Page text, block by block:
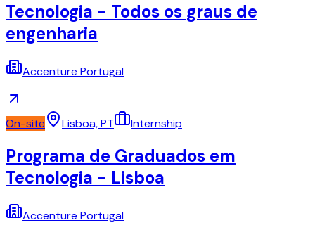
Tecnologia - Todos os graus de
engenharia
Accenture Portugal
On-site Lisboa, PT Internship
Programa de Graduados em
Tecnologia - Lisboa
Accenture Portugal